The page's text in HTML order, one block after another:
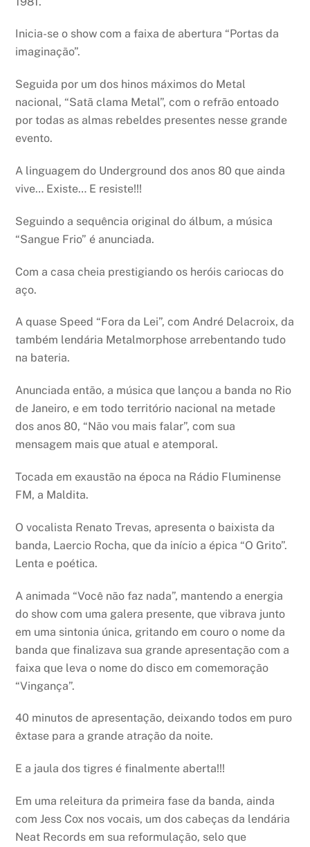
Inicia-se o show com a faixa de abertura “Portas da
imaginação”.
Seguida por um dos hinos máximos do Metal
nacional, “Satã clama Metal”, com o refrão entoado
por todas as almas rebeldes presentes nesse grande
evento.
A linguagem do Underground dos anos 80 que ainda
vive… Existe… E resiste!!!
Seguindo a sequência original do álbum, a música
“Sangue Frio” é anunciada.
Com a casa cheia prestigiando os heróis cariocas do
aço.
A quase Speed “Fora da Lei”, com André Delacroix, da
também lendária Metalmorphose arrebentando tudo
na bateria.
Anunciada então, a música que lançou a banda no Rio
de Janeiro, e em todo território nacional na metade
dos anos 80, “Não vou mais falar”, com sua
mensagem mais que atual e atemporal.
Tocada em exaustão na época na Rádio Fluminense
FM, a Maldita.
O vocalista Renato Trevas, apresenta o baixista da
banda, Laercio Rocha, que da início a épica “O Grito”.
Lenta e poética.
A animada “Você não faz nada”, mantendo a energia
do show com uma galera presente, que vibrava junto
em uma sintonia única, gritando em couro o nome da
banda que finalizava sua grande apresentação com a
faixa que leva o nome do disco em comemoração
“Vingança”.
40 minutos de apresentação, deixando todos em puro
êxtase para a grande atração da noite.
E a jaula dos tigres é finalmente aberta!!!
Em uma releitura da primeira fase da banda, ainda
com Jess Cox nos vocais, um dos cabeças da lendária
Neat Records em sua reformulação, selo que